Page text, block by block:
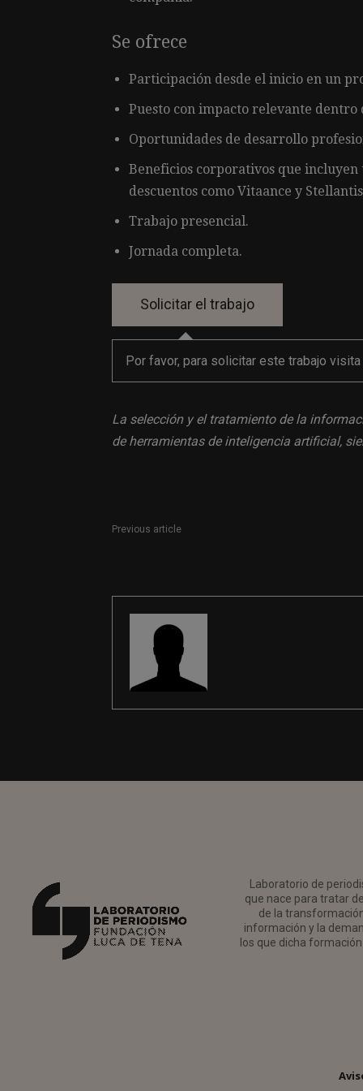
Se ofrece
Participación desde el inicio en un
Puesto con impacto relevante
Oportunidades de desarrollo
Beneficios corporativos que
descuentos como Vitaance y
Trabajo presencial.
Jornada completa.
Por favor, para solicitar este trabajo visita
La selección y el tratamiento de la
de herramientas de inteligencia artificial,
Previous article
Laboratorio de
que nace para tratar
de la
información y la
los que dicha